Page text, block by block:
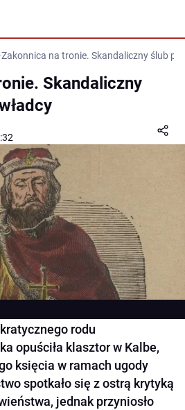
Zakonnica na tronie. Skandaliczny ślub
Skandaliczny
rodu
opuściła klasztor w Kalbe,
księcia w ramach ugody
spotkało się z ostrą krytyką
jednak przyniosło